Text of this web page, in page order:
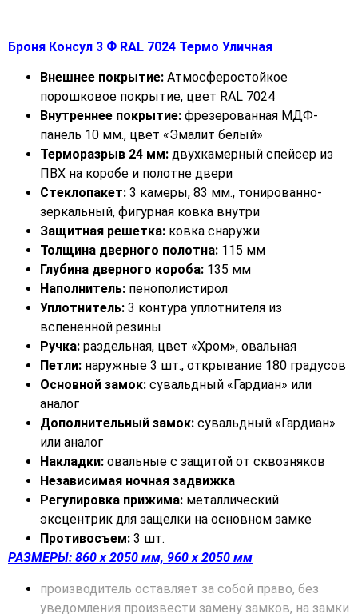
Броня Консул 3 Ф RAL 7024 Термо Уличная
Внешнее покрытие: Атмосферостойкое
порошковое покрытие, цвет RAL 7024
Внутреннее покрытие: фрезерованная МДФ-
панель 10 мм., цвет «Эмалит белый»
Терморазрыв 24 мм: двухкамерный спейсер из
ПВХ на коробе и полотне двери
Стеклопакет: 3 камеры, 83 мм., тонированно-
зеркальный, фигурная ковка внутри
Защитная решетка: ковка снаружи
Толщина дверного полотна: 115 мм
Глубина дверного короба: 135 мм
Наполнитель: пенополистирол
Уплотнитель: 3 контура уплотнителя из
вспененной резины
Ручка: раздельная, цвет «Хром», овальная
Петли: наружные 3 шт., открывание 180 градусов
Основной замок: сувальдный «Гардиан» или
аналог
Дополнительный замок: сувальдный «Гардиан»
или аналог
Накладки: овальные с защитой от сквозняков
Независимая ночная задвижка
Регулировка прижима: металлический
эксцентрик для защелки на основном замке
Противосъем: 3 шт.
РАЗМЕРЫ: 860 х 2050 мм, 960 х 2050 мм
производитель оставляет за собой право, без
уведомления произвести замену замков, на замки